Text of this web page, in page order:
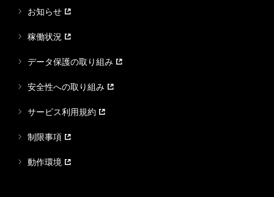
お知らせ
稼働状況
データ保護の取り組み
安全性への取り組み
サービス利用規約
制限事項
動作環境